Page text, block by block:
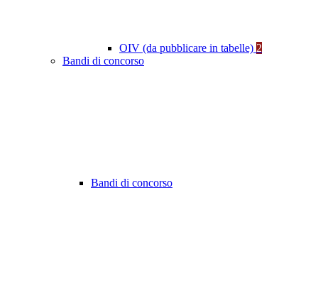
OIV (da pubblicare in tabelle) 2
Bandi di concorso
Bandi di concorso